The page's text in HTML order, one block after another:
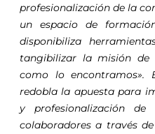
profesionalización de la
un espacio de
disponibiliza
tangibilizar la misión de
como lo encontramos».
redobla la apuesta para
y profesionalización de
colaboradores a través